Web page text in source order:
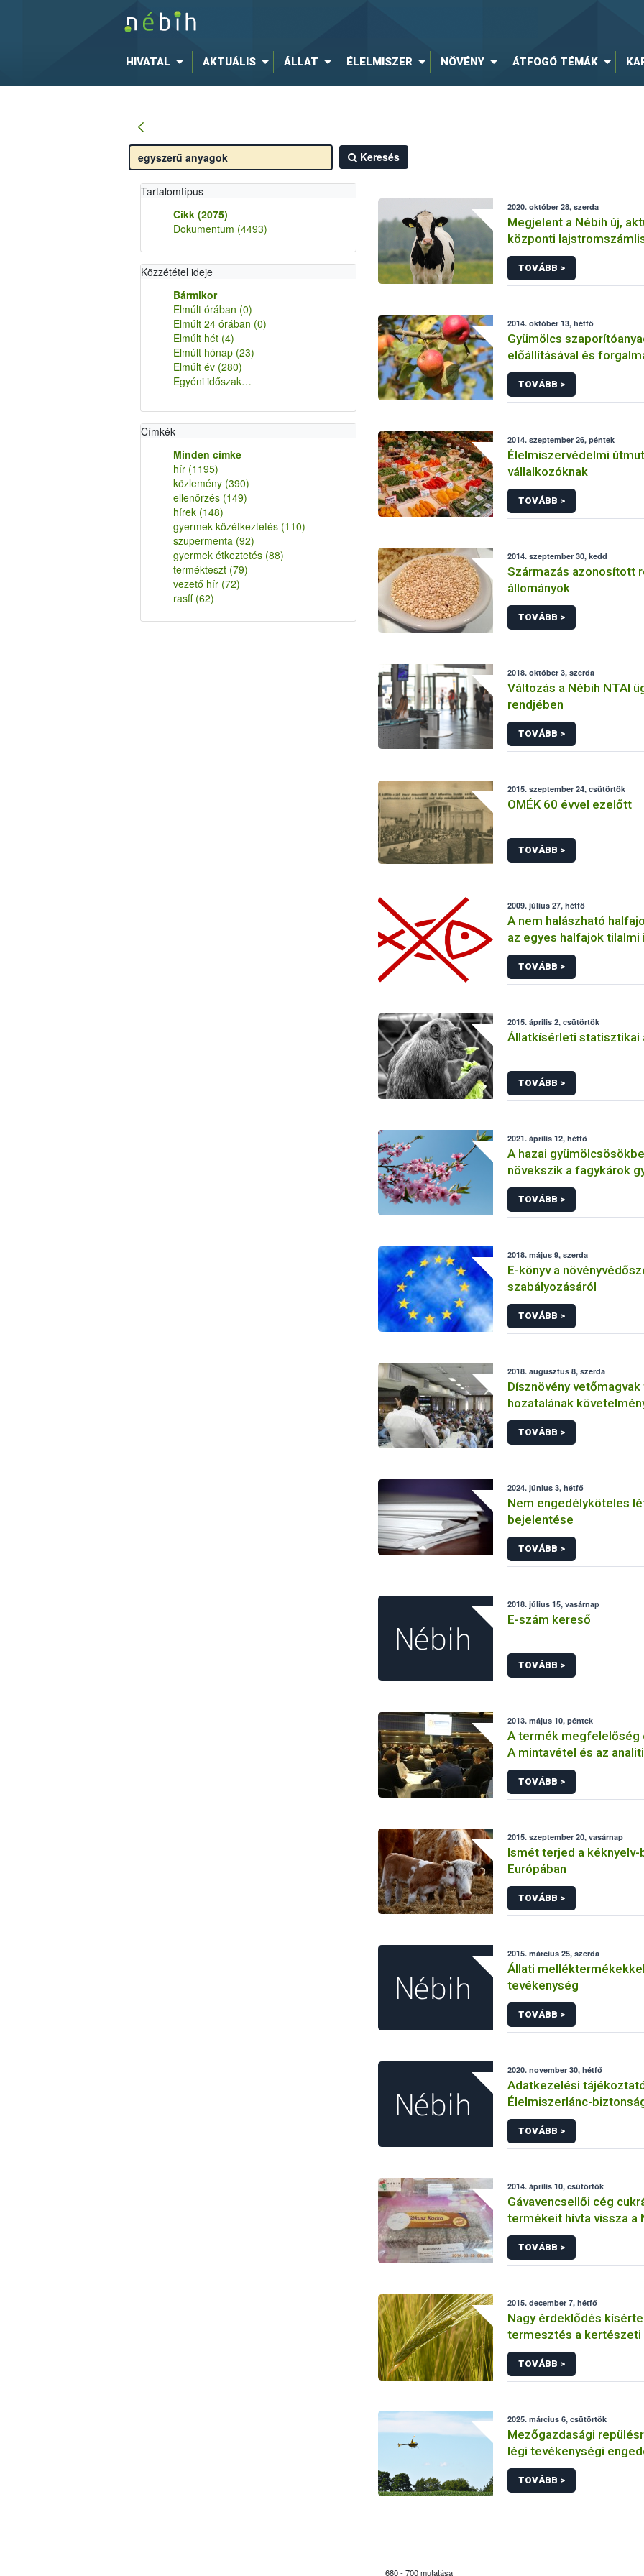
HIVATAL AKTUÁLIS ÁLLAT ÉLELMISZER NÖVÉNY ÁTFOGÓ TÉMÁK
Keresés
Tartalomtípus
Cikk (2075)
Dokumentum (4493)
Közzététel ideje
Bármikor
Elmúlt órában (0)
Elmúlt 24 órában (0)
Elmúlt hét (4)
Elmúlt hónap (23)
Elmúlt év (280)
Egyéni időszak…
Címkék
Minden címke
hír (1195)
közlemény (390)
ellenőrzés (149)
hírek (148)
gyermek közétkeztetés (110)
szupermenta (92)
gyermek étkeztetés (88)
termékteszt (79)
vezető hír (72)
rasff (62)
2020. október 28, szerda
Megjelent a Nébih új,
központi
TOVÁBB >
2014. október 13, hétfő
Gyümölcs
előállításával és
kapcsolatos
bejelentése
TOVÁBB >
2014. szeptember 26, péntek
Élelmiszervédelmi
vállalkozóknak
TOVÁBB >
2014. szeptember 30, kedd
Származás azonosított
állományok
TOVÁBB >
2018. október 3, szerda
Változás a Nébih NTAI
rendjében
TOVÁBB >
2015. szeptember 24, csütörtök
OMÉK 60 évvel ezelőtt
TOVÁBB >
2009. július 27, hétfő
A nem halászható
az egyes halfajok tilalmi
bekövetkezett változások
TOVÁBB >
2015. április 2, csütörtök
Állatkísérleti statisztikai
TOVÁBB >
2021. április 12, hétfő
A hazai
növekszik a fagykárok
TOVÁBB >
2018. május 9, szerda
E-könyv a
szabályozásáról
TOVÁBB >
2018. augusztus 8, szerda
Dísznövény
hozatalának
ELTE Füvészkert,
TOVÁBB >
2024. június 3, hétfő
Nem engedélyköteles
bejelentése
TOVÁBB >
2018. július 15, vasárnap
E-szám kereső
TOVÁBB >
2013. május 10, péntek
A termék megfelelőség
A mintavétel és az
eredmények
TOVÁBB >
2015. szeptember 20, vasárnap
Ismét terjed a
Európában
TOVÁBB >
2015. március 25, szerda
Állati
tevékenység
TOVÁBB >
2020. november 30, hétfő
Adatkezelési
Élelmiszerlánc-
Ügyfélprofil Rendszerben
élelmiszerforgalmazás
intézhető közhatalmi
TOVÁBB >
2014. április 10, csütörtök
Gávavencsellői cég
termékeit hívta vissza a
TOVÁBB >
2015. december 7, hétfő
Nagy érdeklődés
termesztés a kertészeti
szántóföldi kultúrákban” című
szakmai tanácskozást
TOVÁBB >
2025. március 6, csütörtök
Mezőgazdasági
légi tevékenységi
rendelkezők listája
TOVÁBB >
680 - 700 mutatása